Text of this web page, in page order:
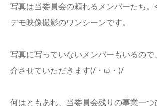
写真は当委員会の頼れるメンバーたち
デモ映像撮影のワンシーンです。
写真に写っていないメンバーもいるの
介させていただきます(/・ω・)/
何はともあれ、当委員会残りの事業一